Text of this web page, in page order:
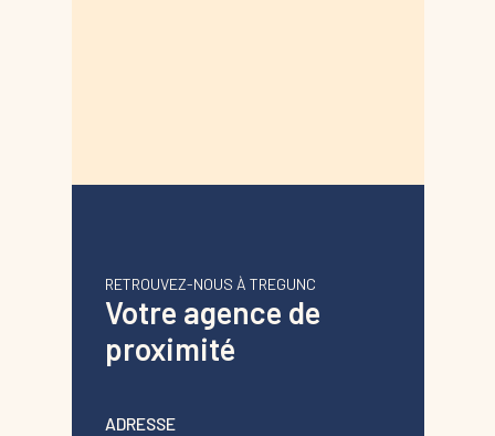
Votre agence de
proximité
RETROUVEZ-NOUS À TREGUNC
ADRESSE